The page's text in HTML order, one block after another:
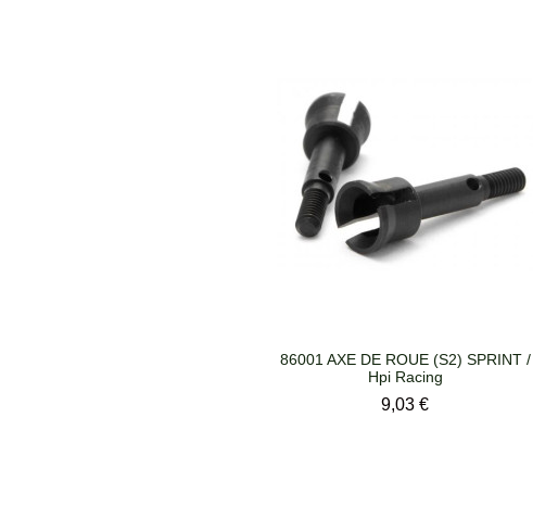
86001 AXE DE ROUE (S2) SPRINT /
Hpi Racing
Prix
9,03 €